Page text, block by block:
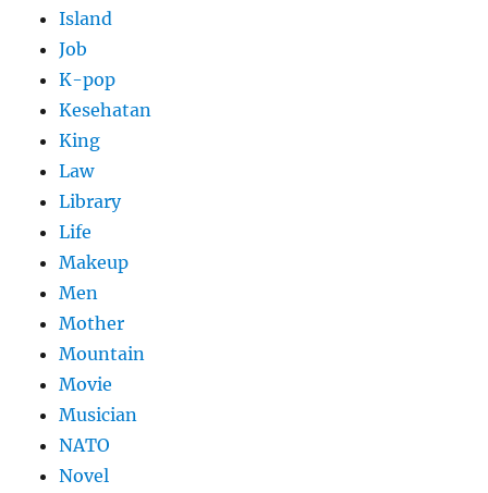
Island
Job
K-pop
Kesehatan
King
Law
Library
Life
Makeup
Men
Mother
Mountain
Movie
Musician
NATO
Novel